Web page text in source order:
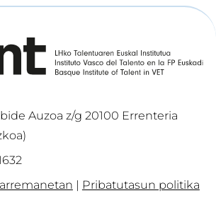
Auzoa z/g 20100 Errenteria
| Pribatutasun politika